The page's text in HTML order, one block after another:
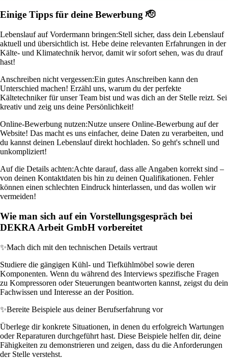
Einige Tipps für deine Bewerbung 🫡
Lebenslauf auf Vordermann bringen:Stell sicher, dass dein Lebenslauf
aktuell und übersichtlich ist. Hebe deine relevanten Erfahrungen in der
Kälte- und Klimatechnik hervor, damit wir sofort sehen, was du drauf
hast!
Anschreiben nicht vergessen:Ein gutes Anschreiben kann den
Unterschied machen! Erzähl uns, warum du der perfekte
Kältetechniker für unser Team bist und was dich an der Stelle reizt. Sei
kreativ und zeig uns deine Persönlichkeit!
Online-Bewerbung nutzen:Nutze unsere Online-Bewerbung auf der
Website! Das macht es uns einfacher, deine Daten zu verarbeiten, und
du kannst deinen Lebenslauf direkt hochladen. So geht's schnell und
unkompliziert!
Auf die Details achten:Achte darauf, dass alle Angaben korrekt sind –
von deinen Kontaktdaten bis hin zu deinen Qualifikationen. Fehler
können einen schlechten Eindruck hinterlassen, und das wollen wir
vermeiden!
Wie man sich auf ein Vorstellungsgespräch bei
DEKRA Arbeit GmbH vorbereitet
✨Mach dich mit den technischen Details vertraut
Studiere die gängigen Kühl- und Tiefkühlmöbel sowie deren
Komponenten. Wenn du während des Interviews spezifische Fragen
zu Kompressoren oder Steuerungen beantworten kannst, zeigst du dein
Fachwissen und Interesse an der Position.
✨Bereite Beispiele aus deiner Berufserfahrung vor
Überlege dir konkrete Situationen, in denen du erfolgreich Wartungen
oder Reparaturen durchgeführt hast. Diese Beispiele helfen dir, deine
Fähigkeiten zu demonstrieren und zeigen, dass du die Anforderungen
der Stelle verstehst.